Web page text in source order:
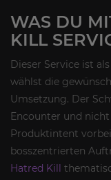
WAS DU
KILL
Dieser Service ist
wählst die
Umsetzung. Der
Encounter und
Produktintent
bosszentrierten
Hatred Kill